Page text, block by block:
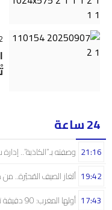
2 أغسطس 2026 - 0:10
24 ساعة
وصفته بـ”الكاذبة”.. 21:16
ألغاز الصيف المُحيّرة.. 19:42
أولها المغرب: 90 دقيقة تفصل أربع منتخبات إفريقية عن مونديال البرازيل 17:43